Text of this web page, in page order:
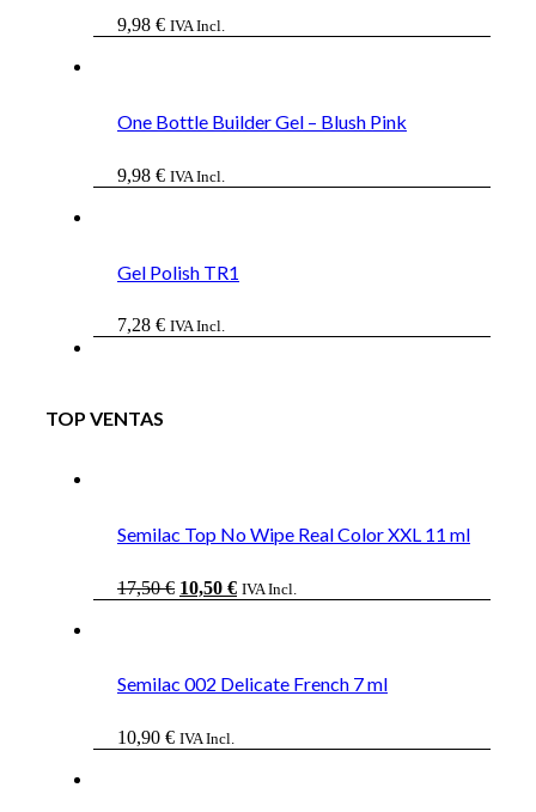
9,98 € IVA Incl.
One Bottle Builder Gel – Blush Pink
9,98 € IVA Incl.
Gel Polish TR1
7,28 € IVA Incl.
TOP VENTAS
Semilac Top No Wipe Real Color XXL 11 ml
17,50€ El
10,50 €ElIVA Incl.
Semilac 002 Delicate French 7 ml
10,90 € IVA Incl.